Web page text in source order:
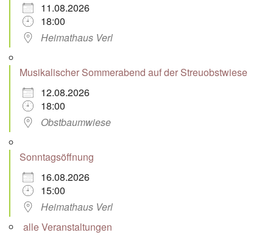
11.08.2026
18:00
Heimathaus Verl
Musikalischer Sommerabend auf der Streuobstwiese
12.08.2026
18:00
Obstbaumwiese
Sonntagsöffnung
16.08.2026
15:00
Heimathaus Verl
alle Veranstaltungen